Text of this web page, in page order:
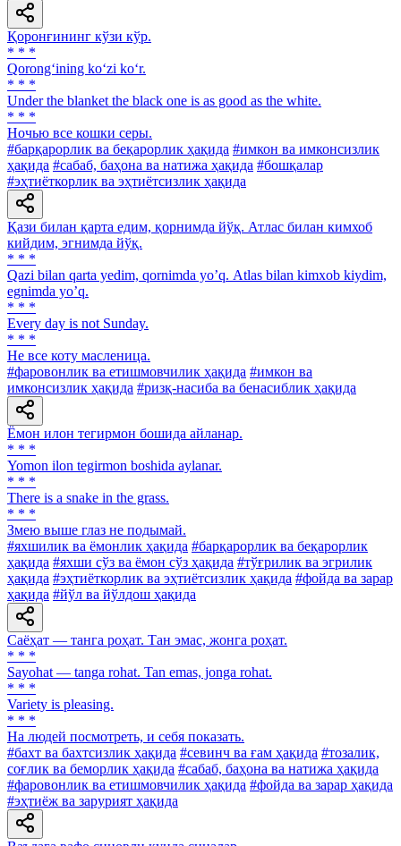
Қоронғининг кўзи кўр.
* * *
Qorong‘ining ko‘zi ko‘r.
* * *
Under the blanket the black one is as good as the white.
* * *
Ночью все кошки серы.
#барқарорлик ва беқарорлик ҳақида #имкон ва имконсизлик
ҳақида #сабаб, баҳона ва натижа ҳақида #бошқалар
#эҳтиёткорлик ва эҳтиётсизлик ҳақида
Қази билан қарта едим, қорнимда йўқ. Атлас билан кимхоб
кийдим, эгнимда йўқ.
* * *
Qazi bilan qarta yedim, qornimda yoʼq. Аtlas bilan kimxob kiydim,
egnimda yoʼq.
* * *
Every day is not Sunday.
* * *
He все коту масленица.
#фаровонлик ва етишмовчилик ҳақида #имкон ва
имконсизлик ҳақида #ризқ-насиба ва бенасиблик ҳақида
Ёмон илон тегирмон бошида айланар.
* * *
Yomon ilon tegirmon boshida aylanar.
* * *
There is a snake in the grass.
* * *
Змею выше глаз не подымай.
#яхшилик ва ёмонлик ҳақида #барқарорлик ва беқарорлик
ҳақида #яхши сўз ва ёмон сўз ҳақида #тўғрилик ва эгрилик
ҳақида #эҳтиёткорлик ва эҳтиётсизлик ҳақида #фойда ва зарар
ҳақида #йўл ва йўлдош ҳақида
Саёҳат — танга роҳат. Тан эмас, жонга роҳат.
* * *
Sayohat — tanga rohat. Tan emas, jonga rohat.
* * *
Variety is pleasing.
* * *
Ha людей посмотреть, и себя показать.
#бахт ва бахтсизлик ҳақида #севинч ва ғам ҳақида #тозалик,
соғлик ва беморлик ҳақида #сабаб, баҳона ва натижа ҳақида
#фаровонлик ва етишмовчилик ҳақида #фойда ва зарар ҳақида
#эҳтиёж ва зарурият ҳақида